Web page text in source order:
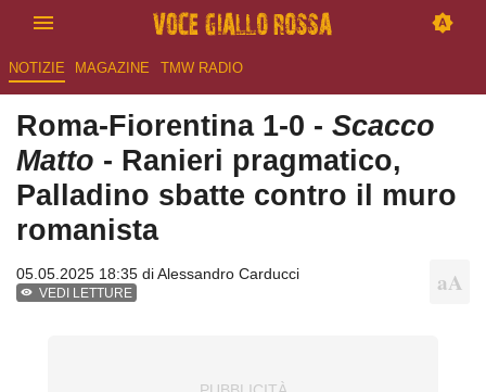
NOTIZIE MAGAZINE TMW RADIO
Roma-Fiorentina 1-0 - Scacco
Matto - Ranieri pragmatico,
Palladino sbatte contro il muro
romanista
05.05.2025 18:35 diAlessandro Carducci
VEDI LETTURE